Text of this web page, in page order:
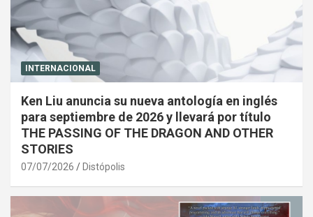
INTERNACIONAL
Ken Liu anuncia su nueva antología en inglés
para septiembre de 2026 y llevará por título
THE PASSING OF THE DRAGON AND OTHER
STORIES
07/07/2026 Distópolis